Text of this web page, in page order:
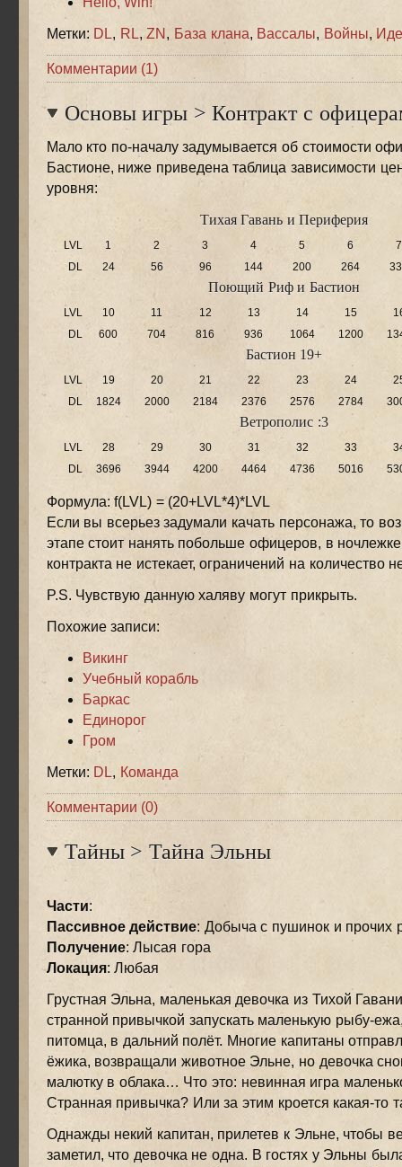
Метки: DL, RL,ZN , База клана, Вассалы, Войны,
Комментарии (1)
Основы игры >Контракт с
Мало кто по-началу задумывается об стоимости
Бастионе, ниже приведена таблица зависимости
уровня:
Тихая Гавань и Периферия
LVL 1 2 3 4 5 6
7
DL
24 56 96 144 200 264
Поющий Риф и Бастион
LVL 10 11 12 13 14 15
DL
600 704 816 936 1064 1200
Бастион 19+
LVL 19 20 21 22 23 24
DL
1824 2000 2184 2376 2576 2784
Ветрополис :3
LVL 28 29 30 31 32 33
DL
3696 3944 4200 4464 4736 5016
Формула: f(LVL) = (20+LVL*4)*LVL
Если вы всерьез задумали качать персонажа, то
этапе стоит нанять побольше офицеров, в
контракта не истекает, ограничений на количество
P.S. Чувствую данную халяву могут прикрыть.
Похожие записи:
Викинг
Учебный корабль
Баркас
Единорог
Гром
Метки: DL, Команда
Комментарии (0)
Тайны> Тайна Эльны
Части:
Пассивное действие: Добыча c пушинок и прочих
Получение: Лысая гора
Локация: Любая
Грустная Эльна, маленькая девочка из Тихой
странной привычкой запускать маленькую рыбу-
питомца, в дальний полёт. Многие капитаны
ёжика, возвращали животное Эльне, но девочка
малютку в облака… Что это: невинная игра
Странная привычка? Или за этим кроется какая-то
Однажды некий капитан, прилетев к Эльне, чтобы
заметил, что девочка не одна. В гостях у Эльны